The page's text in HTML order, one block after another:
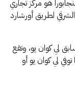
هو مركز تجاري
لطريق أورشارد
لي كوان يو، وتقع
لي كوان يو أو